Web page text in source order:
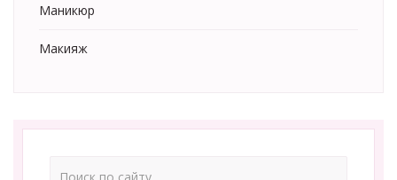
Маникюр
Макияж